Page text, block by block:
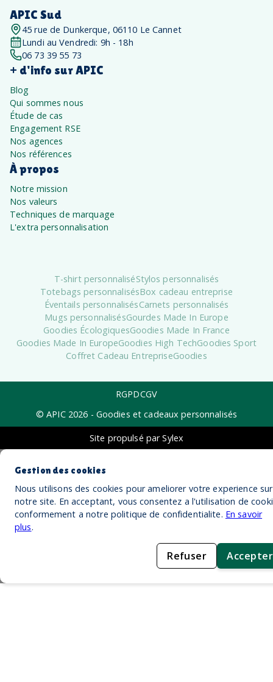
APIC Sud
45 rue de Dunkerque, 06110 Le Cannet
Lundi au Vendredi: 9h - 18h
06 73 39 55 73
+ d'info sur APIC
Blog
Qui sommes nous
Étude de cas
Engagement RSE
Nos agences
Nos références
À propos
Notre mission
Nos valeurs
Techniques de marquage
L'extra personnalisation
T-shirt personnaliséStylos personnalisés
Totebags personnalisésBox cadeau entreprise
Éventails personnalisésCarnets personnalisés
Mugs personnalisésGourdes Made In Europe
Goodies ÉcologiquesGoodies Made In France
Goodies Made In EuropeGoodies High TechGoodies Sport
Coffret Cadeau EntrepriseGoodies
RGPDCGV
© APIC 2026 - Goodies et cadeaux personnalisés
Site propulsé par Sylex
Gestion des cookies
Nous utilisons des cookies pour ameliorer votre experience sur
notre site. En acceptant, vous consentez a l'utilisation de
conformement a notre politique de confidentialite. En savoir
plus.
Refuser Accepter